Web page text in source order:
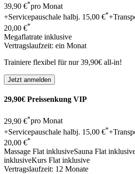
39,90 €*pro Monat
+Servicepauschale halbj. 15,00 €*
20,00 €*
Megaflatrate inklusive
Vertragslaufzeit: ein Monat
Trainiere flexibel für nur 39,90€ all-in!
29,90€ Preissenkung VIP
29,90 €*pro Monat
+Servicepauschale halbj. 15,00 €*
20,00 €*
Massage Flat inklusiveSauna Flat
inklusiveKurs Flat inklusive
Vertragslaufzeit: 12 Monate